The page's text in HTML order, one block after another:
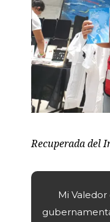
Recuperada del
Mi